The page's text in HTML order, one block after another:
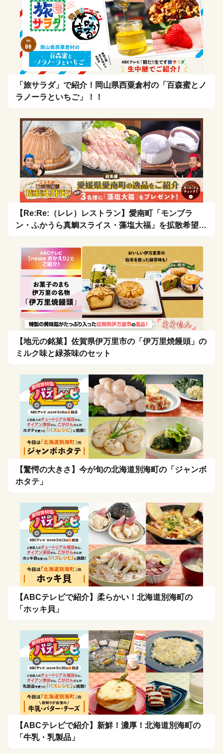
「旅サラダ」で紹介！岡山県西粟倉村の「百森蜜とノ
ラノーラといちご」！！
【Re:Re:（レレ）レストラン】愛南町「モンブラ
ン・ふかうら真鯛スライス・藻塩大福」を拡散希望！
【地元の銘菓】佐賀県伊万里市の「伊万里焼饅頭」の
ミルク味と緑茶味のセット
【驚愕の大きさ】今が旬の北海道別海町の「ジャンボ
ホタテ」
【ABCテレビで紹介】柔らかい！北海道別海町の
「ホッキ貝」
【ABCテレビで紹介】新鮮！濃厚！北海道別海町の
「牛乳・乳製品」